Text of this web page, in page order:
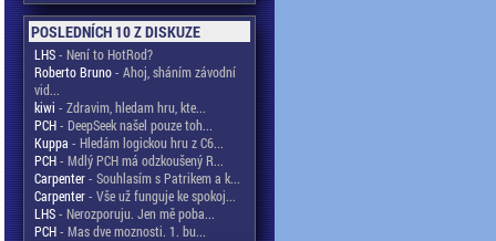
POSLEDNÍCH 10 Z DISKUZE
LHS- Není to HotRod?
Roberto Bruno- Ahoj, sháním závodní
vid...
kiwi - Zdravim, hledam hru, kte...
PCH- DeepSeek našel pouze toh...
Kuppa - Hledám logickou hru z C6...
PCH- Mdlý PCH má odzkoušený R...
Carpenter- Souhlasím s Patrikem a k...
Carpenter- Vše už funguje ke spokoj...
LHS- Nerozporuju. Jen mě poba...
PCH- Mas dve moznosti. 1. bu...